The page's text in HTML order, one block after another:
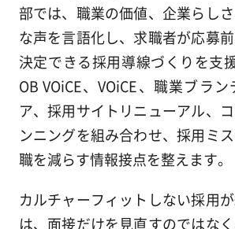
部では、職業の価値、企業らし
な声を言語化し、求職者が応募
決定できる採用導線づくりを支
OB VOiCE、VOiCE、職業ブラ
ア、採用サイトリニューアル、
ンニングを組み合わせ、採用ミ
職を減らす情報接点を整えます。
カルチャーフィットしない採用
は、面接だけを見直すのではな